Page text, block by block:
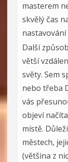
masterem
skvělý čas
Další
větší
světy. Sem
nebo třeba
vás
objeví
místě.
městech,
(většina z